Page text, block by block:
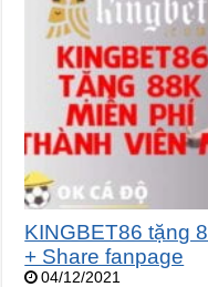
KINGBET86 tặng
+ Share fanpage
04/12/2021